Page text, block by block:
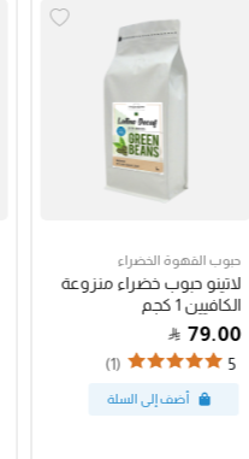
حبوب القهوة الخضراء
لاتينو حبوب خضراء منزوعة
الكافيين 1 كجم
79.00
5
(1)